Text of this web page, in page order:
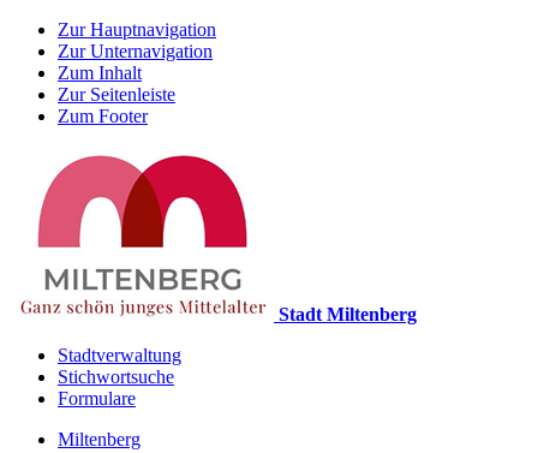
Zur Hauptnavigation
Zur Unternavigation
Zum Inhalt
Zur Seitenleiste
Zum Footer
Stadt Miltenberg
Stadtverwaltung
Stichwortsuche
Formulare
Miltenberg